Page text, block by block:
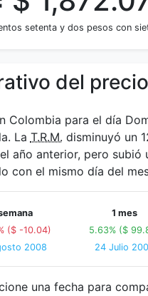
setenta y dos pesos con
del
Colombia para el día
La T.R.M. disminuyó un
año anterior, pero subió
con el mismo día del
($ -10.04)
2008
1 mes
5.63% ($
24 Julio
una fecha para